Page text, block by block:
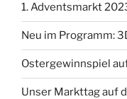
1. Adventsmarkt
Neu im Programm:
Ostergewinnspiel
Unser Markttag auf